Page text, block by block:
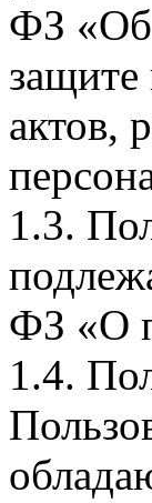
ФЗ «Об
актов,
1.3.
ФЗ «О
1.4.